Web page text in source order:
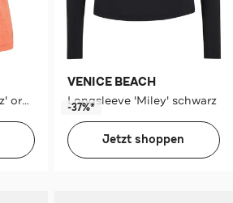
Funktionsshirt 'Dmelz' orange
VENICE BEACH
Longsleeve 'Miley' schwarz
-37%*
Jetzt shoppen